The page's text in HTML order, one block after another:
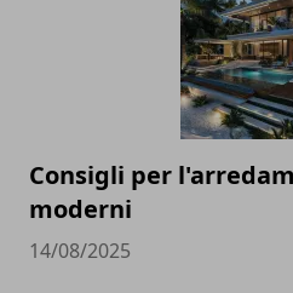
Consigli per
moderni
14/08/2025